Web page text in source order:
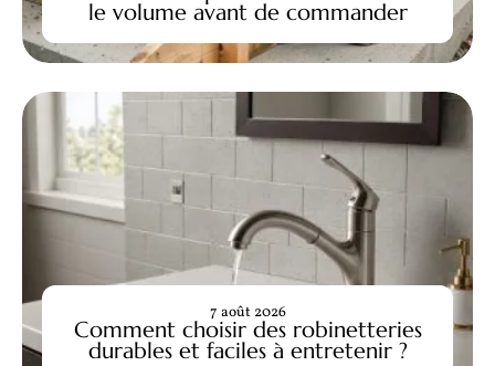
le volume avant de commander
Comment choisir des robinetteries
durables et faciles à entretenir ?
7 août 2026